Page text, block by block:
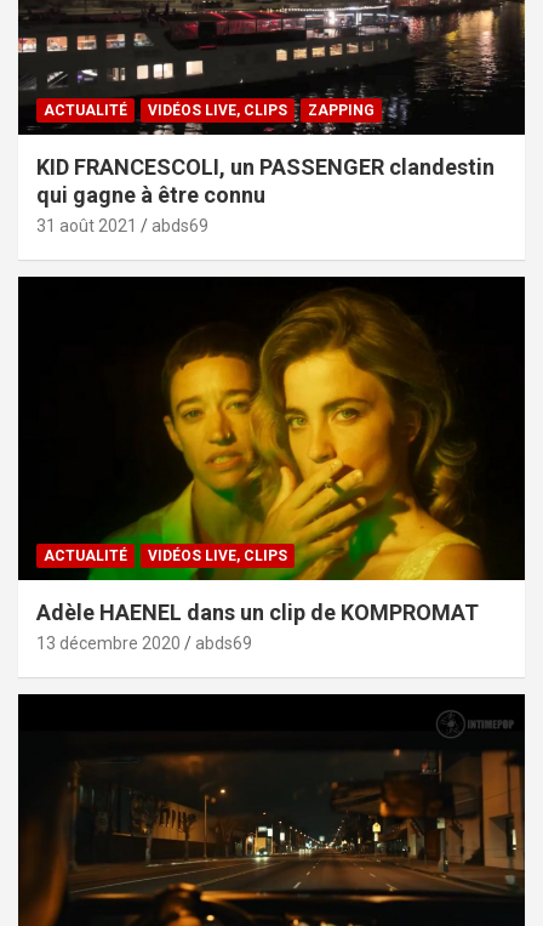
ACTUALITÉ VIDÉOS LIVE, CLIPS ZAPPING
KID FRANCESCOLI, un PASSENGER clandestin
qui gagne à être connu
31 août 2021 abds69
ACTUALITÉ VIDÉOS LIVE, CLIPS
Adèle HAENEL dans un clip de KOMPROMAT
13 décembre 2020 abds69